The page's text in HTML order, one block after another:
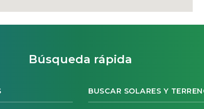
Búsqueda rápida
BUSCAR SOLARES Y